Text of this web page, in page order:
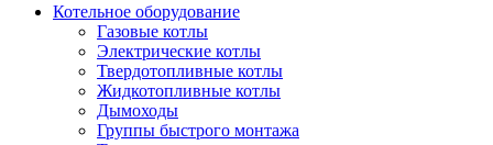
Котельное оборудование
Газовые котлы
Электрические котлы
Твердотопливные котлы
Жидкотопливные котлы
Дымоходы
Группы быстрого монтажа